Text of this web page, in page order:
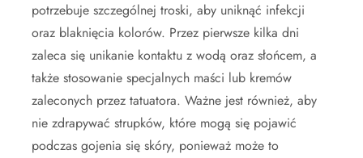
potrzebuje szczególnej troski, aby uniknąć infekcji
oraz blaknięcia kolorów. Przez pierwsze kilka dni
zaleca się unikanie kontaktu z wodą oraz słońcem, a
także stosowanie specjalnych maści lub kremów
zaleconych przez tatuatora. Ważne jest również, aby
nie zdrapywać strupków, które mogą się pojawić
podczas gojenia się skóry, ponieważ może to